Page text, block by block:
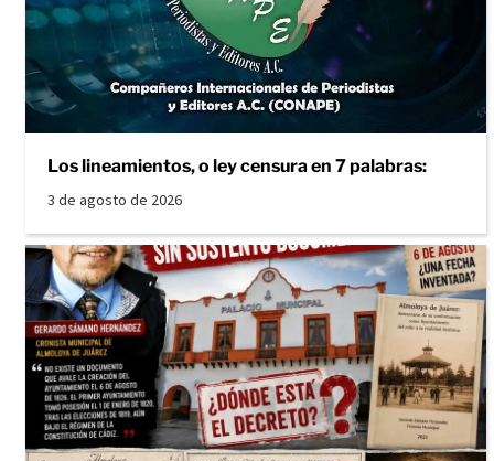
Los lineamientos, o ley censura en 7 palabras:
3 de agosto de 2026